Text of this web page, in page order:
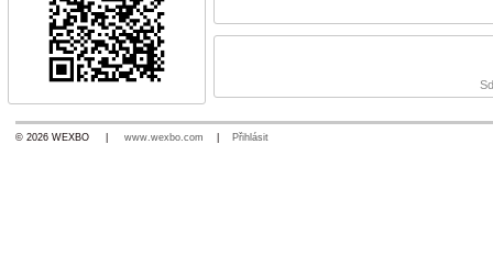
© 2026 WEXBO | www.wexbo.com Přihlásit